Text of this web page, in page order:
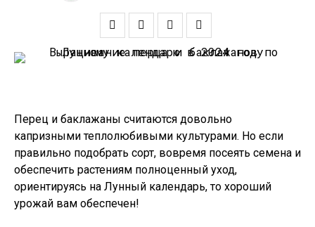
Перец и баклажаны считаются довольно
капризными теплолюбивыми культурами. Но если
правильно подобрать сорт, вовремя посеять семена и
обеспечить растениям полноценный уход,
ориентируясь на Лунный календарь, то хороший
урожай вам обеспечен!